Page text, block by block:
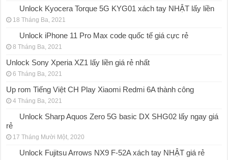
Unlock Kyocera Torque 5G KYG01 xách tay NHẬT lấy liền
18 Tháng Ba, 2021
Unlock iPhone 11 Pro Max code quốc tế giá cực rẻ
8 Tháng Ba, 2021
Unlock Sony Xperia XZ1 lấy liền giá rẻ nhất
6 Tháng Ba, 2021
Up rom Tiếng Việt CH Play Xiaomi Redmi 6A thành công
4 Tháng Ba, 2021
Unlock Sharp Aquos Zero 5G basic DX SHG02 lấy ngay giá
rẻ
17 Tháng Mười Một, 2020
Unlock Fujitsu Arrows NX9 F-52A xách tay NHẬT giá rẻ